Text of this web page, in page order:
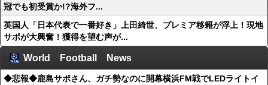
冠でも初受賞か!?海外フ...
英国人「日本代表で一番好き」上田綺世、プレミア移籍が浮上！現地
サポが大興奮！獲得を望む声が...
World Football News
◆悲報◆鹿島サポさん、ガチ勢なのに開幕横浜FM戦でLEDライトイ